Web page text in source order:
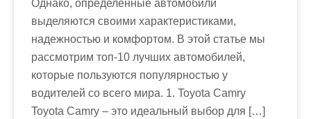
Однако, определенные автомобили
выделяются своими характеристиками,
надежностью и комфортом. В этой статье мы
рассмотрим топ-10 лучших автомобилей,
которые пользуются популярностью у
водителей со всего мира. 1. Toyota Camry
Toyota Camry – это идеальный выбор для […]